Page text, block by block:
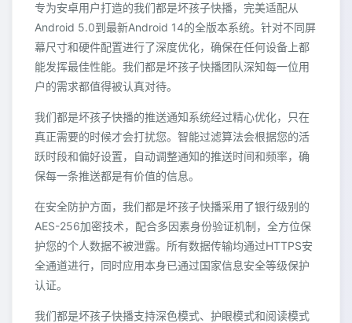
专为安卓用户打造的我们都是坏孩子快播，完美适配从
Android 5.0到最新Android 14的全版本系统。针对不同屏
幕尺寸和硬件配置进行了深度优化，确保在任何设备上都
能发挥最佳性能。我们都是坏孩子快播团队深知每一位用
户的需求都值得被认真对待。
我们都是坏孩子快播的推送通知系统经过精心优化，只在
真正需要的时候才会打扰您。智能过滤算法会根据您的活
跃时段和偏好设置，自动调整通知的推送时间和频率，确
保每一条推送都是有价值的信息。
在安全防护方面，我们都是坏孩子快播采用了银行级别的
AES-256加密技术，配合多因素身份验证机制，全方位保
护您的个人数据不被泄露。所有数据传输均通过HTTPS安
全通道进行，同时应用本身已通过国家信息安全等级保护
认证。
我们都是坏孩子快播支持深色模式、护眼模式和阅读模式